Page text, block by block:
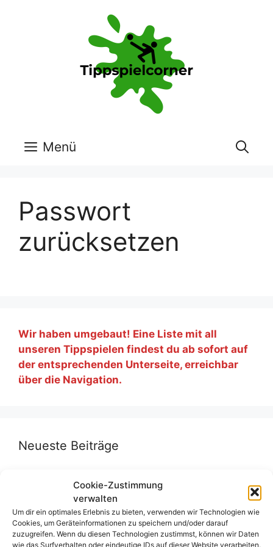
Cookie-Zustimmung
verwalten
Um dir ein optimales Erlebnis zu bieten, verwenden wir Technologien wie
Cookies, um Geräteinformationen zu speichern und/oder darauf
zuzugreifen. Wenn du diesen Technologien zustimmst, können wir Daten
wie das Surfverhalten oder eindeutige IDs auf dieser Website verarbeiten.
Menü
Passwort
zurücksetzen
Wir haben umgebaut! Eine Liste mit all
unseren Tippspielen findest du ab sofort auf
der entsprechenden Unterseite, erreichbar
über die Navigation.
Neueste Beiträge
Super League Tippspiel (Schweiz) startet
nächste Woche
Check24 startet Bundesliga-Tippspiel 2026/27
Strategieverbot Tendenz: Bei EM- und WM-